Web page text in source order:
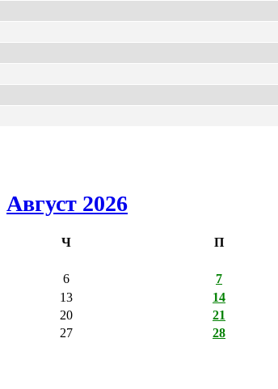
Август 2026
Ч П
6 7
13 14
20 21
27 28